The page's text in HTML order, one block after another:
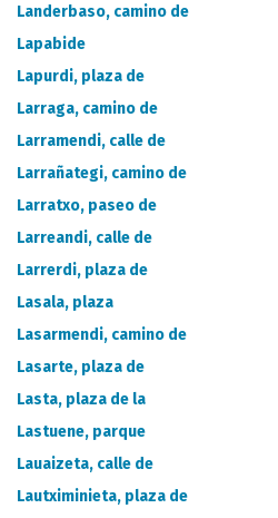
Landerbaso, camino de
Lapabide
Lapurdi, plaza de
Larraga, camino de
Larramendi, calle de
Larrañategi, camino de
Larratxo, paseo de
Larreandi, calle de
Larrerdi, plaza de
Lasala, plaza
Lasarmendi, camino de
Lasarte, plaza de
Lasta, plaza de la
Lastuene, parque
Lauaizeta, calle de
Lautximinieta, plaza de